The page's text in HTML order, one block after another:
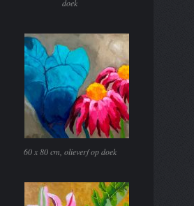
doek
60 x 80 cm, olieverf op doek